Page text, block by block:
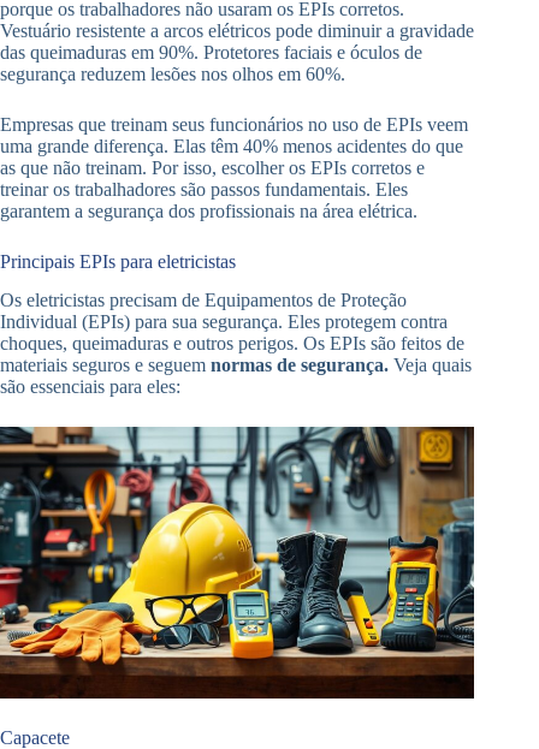
porque os trabalhadores não usaram os EPIs corretos.
Vestuário resistente a arcos elétricos pode diminuir a gravidade
das queimaduras em 90%. Protetores faciais e óculos de
segurança reduzem lesões nos olhos em 60%.
Empresas que treinam seus funcionários no uso de EPIs veem
uma grande diferença. Elas têm 40% menos acidentes do que
as que não treinam. Por isso, escolher os EPIs corretos e
treinar os trabalhadores são passos fundamentais. Eles
garantem a segurança dos profissionais na área elétrica.
Principais EPIs para eletricistas
Os eletricistas precisam de Equipamentos de Proteção
Individual (EPIs) para sua segurança. Eles protegem contra
choques, queimaduras e outros perigos. Os EPIs são feitos de
materiais seguros e seguem normas de segurança. Veja quais
são essenciais para eles:
Capacete